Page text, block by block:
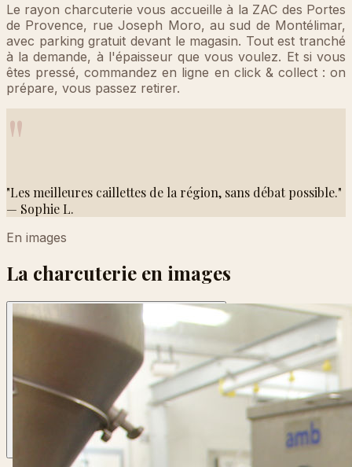
Le rayon charcuterie vous accueille à la ZAC des Portes
de Provence, rue Joseph Moro, au sud de Montélimar,
avec parking gratuit devant le magasin. Tout est tranché
à la demande, à l'épaisseur que vous voulez. Et si vous
êtes pressé, commandez en ligne en click & collect : on
prépare, vous passez retirer.
"
"Les meilleures caillettes de la région, sans débat possible."
— Sophie L.
En images
La charcuterie en images